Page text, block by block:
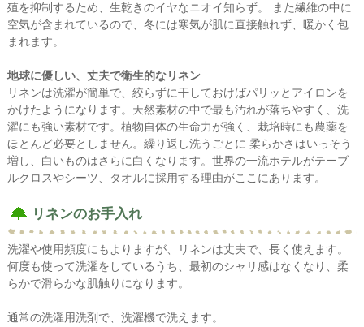
殖を抑制するため、生乾きのイヤなニオイ知らず。 また繊維の中に
空気が含まれているので、冬には寒気が肌に直接触れず、暖かく包
まれます。
地球に優しい、丈夫で衛生的なリネン
リネンは洗濯が簡単で、絞らずに干しておけばパリッとアイロンを
かけたようになります。天然素材の中で最も汚れが落ちやすく、洗
濯にも強い素材です。植物自体の生命力が強く、栽培時にも農薬を
ほとんど必要としません。繰り返し洗うごとに 柔らかさはいっそう
増し、白いものはさらに白くなります。世界の一流ホテルがテーブ
ルクロスやシーツ、タオルに採用する理由がここにあります。
リネンのお手入れ
洗濯や使用頻度にもよりますが、リネンは丈夫で、長く使えます。
何度も使って洗濯をしているうち、最初のシャリ感はなくなり、柔
らかで滑らかな肌触りになります。
通常の洗濯用洗剤で、洗濯機で洗えます。